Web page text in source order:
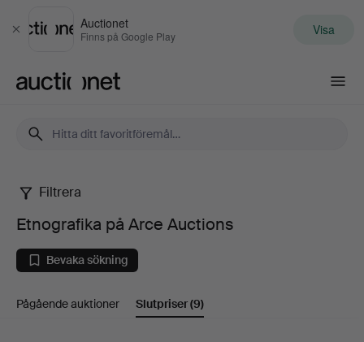
Stäng
Auctionet
Finns på Google Play Visa
Etnografika
på
Arce
Auctions
Filtrera
Etnografika på Arce Auctions
Bevaka sökning
Pågående auktioner Slutpriser(9)